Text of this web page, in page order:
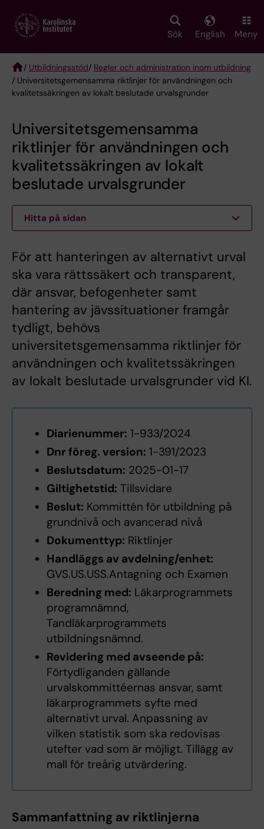
main
Sök English Meny
Breadcrumb
/ Utbildningsstöd/ Regler och administration inom utbildning
/ Universitetsgemensamma riktlinjer för användningen och
kvalitetssäkringen av lokalt beslutade urvalsgrunder
Universitetsgemensamma
riktlinjer för användningen och
kvalitetssäkringen av lokalt
beslutade urvalsgrunder
Hitta på sidan
För att hanteringen av alternativt urval
ska vara rättssäkert och transparent,
där ansvar, befogenheter samt
hantering av jävssituationer framgår
tydligt, behövs
universitetsgemensamma riktlinjer för
användningen och kvalitetssäkringen
av lokalt beslutade urvalsgrunder vid KI.
Diarienummer: 1-933/2024
Dnr föreg. version: 1-391/2023
Beslutsdatum: 2025-01-17
Giltighetstid: Tillsvidare
Beslut: Kommittén för utbildning på
grundnivå och avancerad nivå
Dokumenttyp: Riktlinjer
Handläggs av avdelning/enhet:
GVS.US.USS.Antagning och Examen
Beredning med: Läkarprogrammets
programnämnd,
Tandläkarprogrammets
utbildningsnämnd.
Revidering med avseende på:
Förtydliganden gällande
urvalskommittéernas ansvar, samt
läkarprogrammets syfte med
alternativt urval. Anpassning av
vilken statistik som ska redovisas
utefter vad som är möjligt. Tillägg av
mall för treårig utvärdering.
Sammanfattning av riktlinjerna